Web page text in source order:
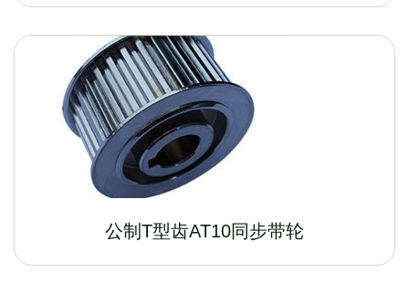
公制T型齿AT10同步带轮